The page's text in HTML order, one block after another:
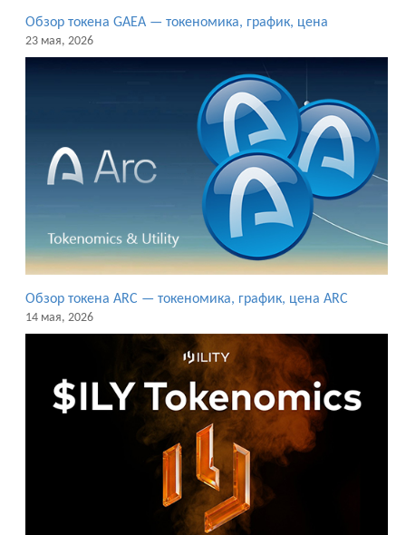
Обзор токена GAEA — токеномика, график, цена
23 мая, 2026
Обзор токена ARC — токеномика, график, цена ARC
14 мая, 2026